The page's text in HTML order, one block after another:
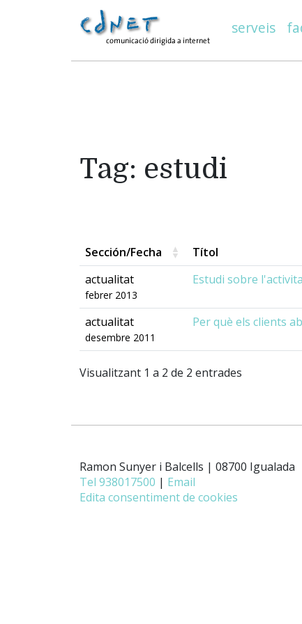
serveis
Tag: estudi
Sección/Fecha
Títol
actualitat
febrer 2013
Estudi sobre
actualitat
desembre 2011
Per què els clients
Visualitzant 1 a 2 de 2 entrades
Ramon Sunyer i Balcells | 08700 Igualada
Tel 938017500 | Email
Edita consentiment de cookies